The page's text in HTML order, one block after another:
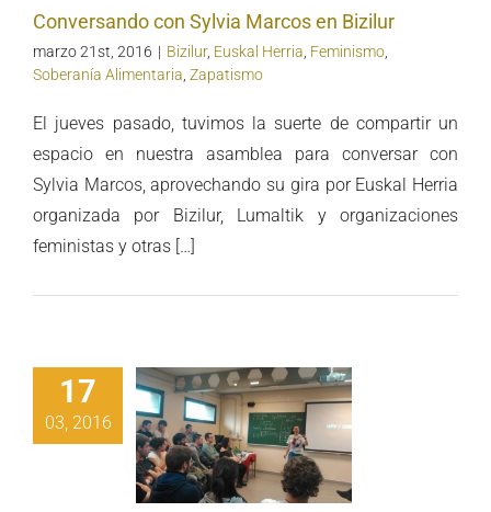
Conversando con Sylvia Marcos en Bizilur
marzo 21st, 2016 | Bizilur, Euskal Herria Feminismo
Soberanía Alimentaria Zapatismo
El jueves pasado, tuvimos la suerte de compartir un
espacio en nuestra asamblea para conversar con
Sylvia Marcos, aprovechando su gira por Euskal Herria
organizada por Bizilur, Lumaltik y organizaciones
feministas y otras […]
17
03, 2016
sobre el